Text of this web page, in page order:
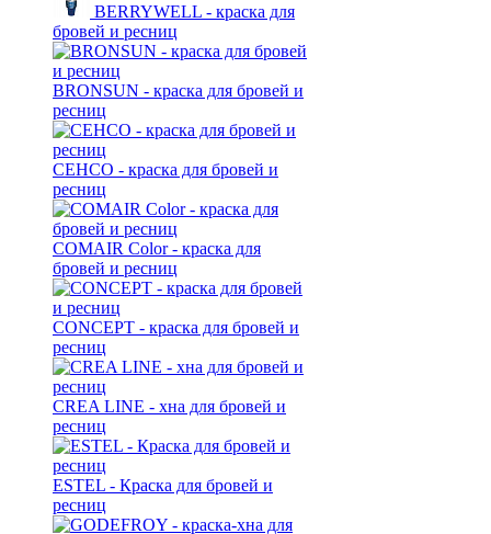
BERRYWELL - краска для
бровей и ресниц
BRONSUN - краска для бровей и
ресниц
CEHCO - краска для бровей и
ресниц
COMAIR Color - краска для
бровей и ресниц
CONCEPT - краска для бровей и
ресниц
CREA LINE - хна для бровей и
ресниц
ESTEL - Краска для бровей и
ресниц